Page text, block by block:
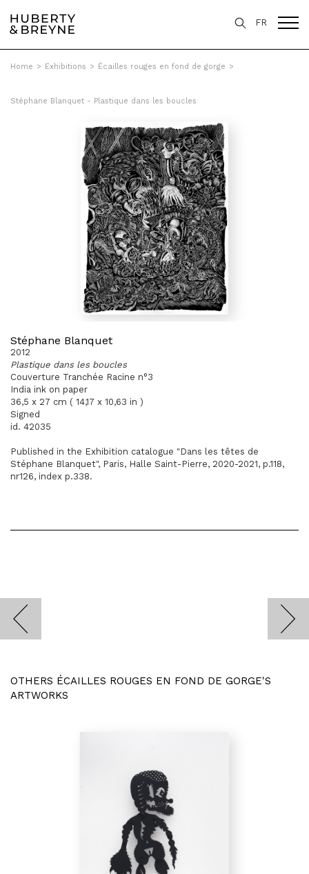
FR
Home > Exhibitions > Écailles rouges en fond de gorge >
Stéphane Blanquet - Plastique dans les boucles
Stéphane Blanquet
2012
Plastique dans les boucles
Couverture Tranchée Racine n°3
India ink on paper
36,5 x 27 cm ( 14,17 x 10,63 in )
Signed
id. 42035
Published in the Exhibition catalogue "Dans les têtes de
Stéphane Blanquet", Paris, Halle Saint-Pierre, 2020-2021, p.118,
nr126, index p.338.
OTHERS ÉCAILLES ROUGES EN FOND DE GORGE'S
ARTWORKS